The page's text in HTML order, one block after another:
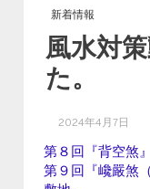
水ゼ
学・
学を
新着情報
風水対
た。
2024年4月7日
第８回『背空煞
第９回『巉嚴煞